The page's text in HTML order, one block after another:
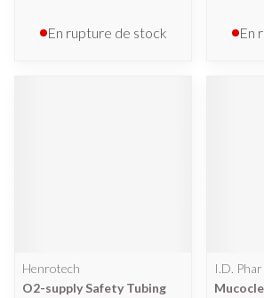
En rupture de stock En
Henrotech
O2-supply Safety Tubing
I.D. Phar